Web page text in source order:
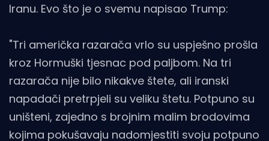
Iranu. Evo što je o svemu napisao Trump:
"Tri američka razarača vrlo su uspješno prošla
kroz Hormuški tjesnac pod paljbom. Na tri
razarača nije bilo nikakve štete, ali iranski
napadači pretrpjeli su veliku štetu. Potpuno su
uništeni, zajedno s brojnim malim brodovima
kojima pokušavaju nadomjestiti svoju potpuno